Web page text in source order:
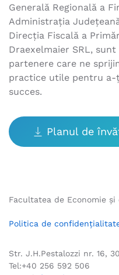
Generală Regională a
Administraţia
Direcția Fiscală a
Draexelmaier SRL,
partenere care ne
practice utile pentru
succes.
Planul de
Facultatea de Economie
Politica de
Str. J.H.Pestalozzi nr. 16,
Tel:+40 256 592 506